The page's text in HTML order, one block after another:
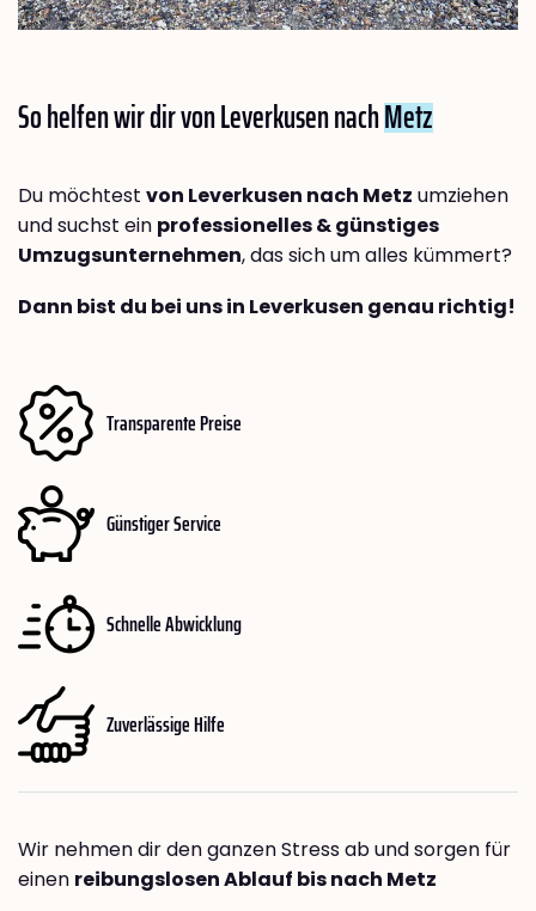
So helfen wir dir von Leverkusen nachMetz
Du möchtest von Leverkusen nach Metz umziehen
und suchst ein professionelles & günstiges
Umzugsunternehmen, das sich um alles kümmert?
Dann bist du bei uns in Leverkusen genau richtig!
Transparente Preise
Günstiger Service
Schnelle Abwicklung
Zuverlässige Hilfe
Wir nehmen dir den ganzen Stress ab und sorgen für
einen reibungslosen Ablauf bis nach Metz